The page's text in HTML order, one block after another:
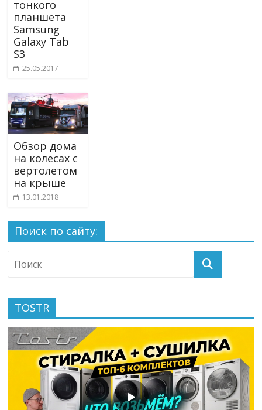
тонкого
планшета
Samsung
Galaxy Tab
S3
25.05.2017
Обзор дома
на колесах с
вертолетом
на крыше
13.01.2018
Поиск по сайту:
TOSTR